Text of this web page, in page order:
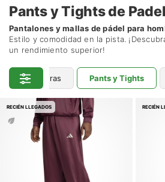
Pants y Tights de
Pantalones y mallas de pádel para
Estilo y comodidad en la pista.
un rendimiento superior!
y Sudaderas Pants y Tights
RECIÉN LLEGADOS RECIÉN